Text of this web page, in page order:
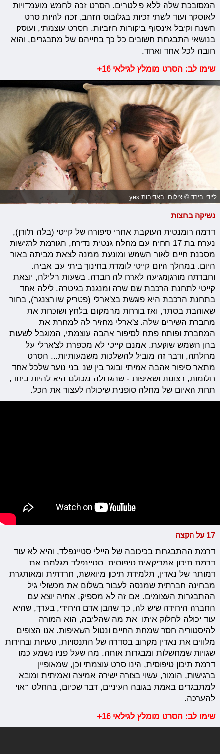
המסובכת שלה ללא פילטרים. הסרט זכה לחמש מועמדויות
לאוסקר ועוד לשתי זכיות בגלובוס הזהב, זכה להיות סרט
השנה וקיבל אינסוף ביקורות חיוביות. הסרט עוצמתי, ועוסק
בנושאי התבגרות חשובים כל כך בחייהם של מתבגרים, והוא
חובה לכל אחד ואחד.
שימו לב: הסרט מומלץ לגילאי 16+
ליידי בירד © צילום: באדיבות yes
נשיקה בחצות
דרמה רומנטית העוקבת אחרי סיפורה של קייטי (בלה ת'ורן),
נערה בת 17 החיה עם מחלה גנטית נדירה, הגורמת לרגישות
מסכנת חיים לאור השמש ומונעת ממנה לצאת מביתה באור
היום. במהלך היום קייטי לומדת בחינוך ביתי עם אביה,
וחברתה מורגןמגיעה לארח לה חברה. בשעות הלילה, יוצאת
קייטי לתחנת הרכבת שם שרה ומנגנת בגיטרה. לילה אחד
בתחנת הרכבת היא פוגשת בצ'ארלי (פטריק שוורצנגר), בחור
שאוהבת בסתר, ואז בורחת מהמקום בלחץ ושוכחת את
מחברת השירים שלה. צ'ארלי מחזיר לה למחרת את
המחברת ופותח פתח לסיפור אהבה עוצמתי, המוגבל לשעות
בהן השמש שוקעת. אמנם קייטי לא מספרת לצ'ארלי על
מחלתה, ודבר זה מוביל להשלכות משמעותיות... הסרט
מתאר סיפור אהבה אמיתי ובוגר בין שני בני נוער שלכל אחד
חלומות, רצונות ושאיפות - שהגדולה מכולם היא להיות ביחד,
תחת האיום של מחלה סופנית שיכולה לעצור את הכל.
17 על הקצה
דרמת ההתבגרות בכיכובה של היילי סטיינפלד, והיא לא עוד
דרמת תיכון אמריקאית טיפוסית. סטיינפלד מגלמת את
דמותה של נאדין, תלמידת תיכון מיואשת, חרדתית ומאותגרת
מבחינה חברתית שמנסה לעבור בשלום את מכשולי גיל
ההתבגרות העצומים. אם זה לא מספיק, אחיה יוצא עם
החברה היחידה שיש לה, כך שהבן אדם היחידי, בערך, שהיא
עוד יכולה לחלוק איתו את מה שהליבה, הוא המורה
להיסטוריה חסר שמחת החיים ונטול השאיפות. אנו הצופים
מלווים את נאדין מקרוב בסדרה של התנסויות, טעויות ובחירות
שגויות שמחשלות ומבגרות אותה. מה שעל פניו נשמע כמו
דרמת תיכון טיפוסית, הינו סרט עוצמתי וכן, שמאופיין
ברגישות, הומור, עשוי בצורה ישירה אמיצה ואמיתית ומובא
למתבגרים באמת בגובה העיניים, דבר שכיום, בהחלט ראוי
להערכה.
שימו לב: הסרט מומלץ לגילאי 16+